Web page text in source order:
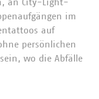
an City-Light-
im
auf
persönlichen
wo die Abfälle